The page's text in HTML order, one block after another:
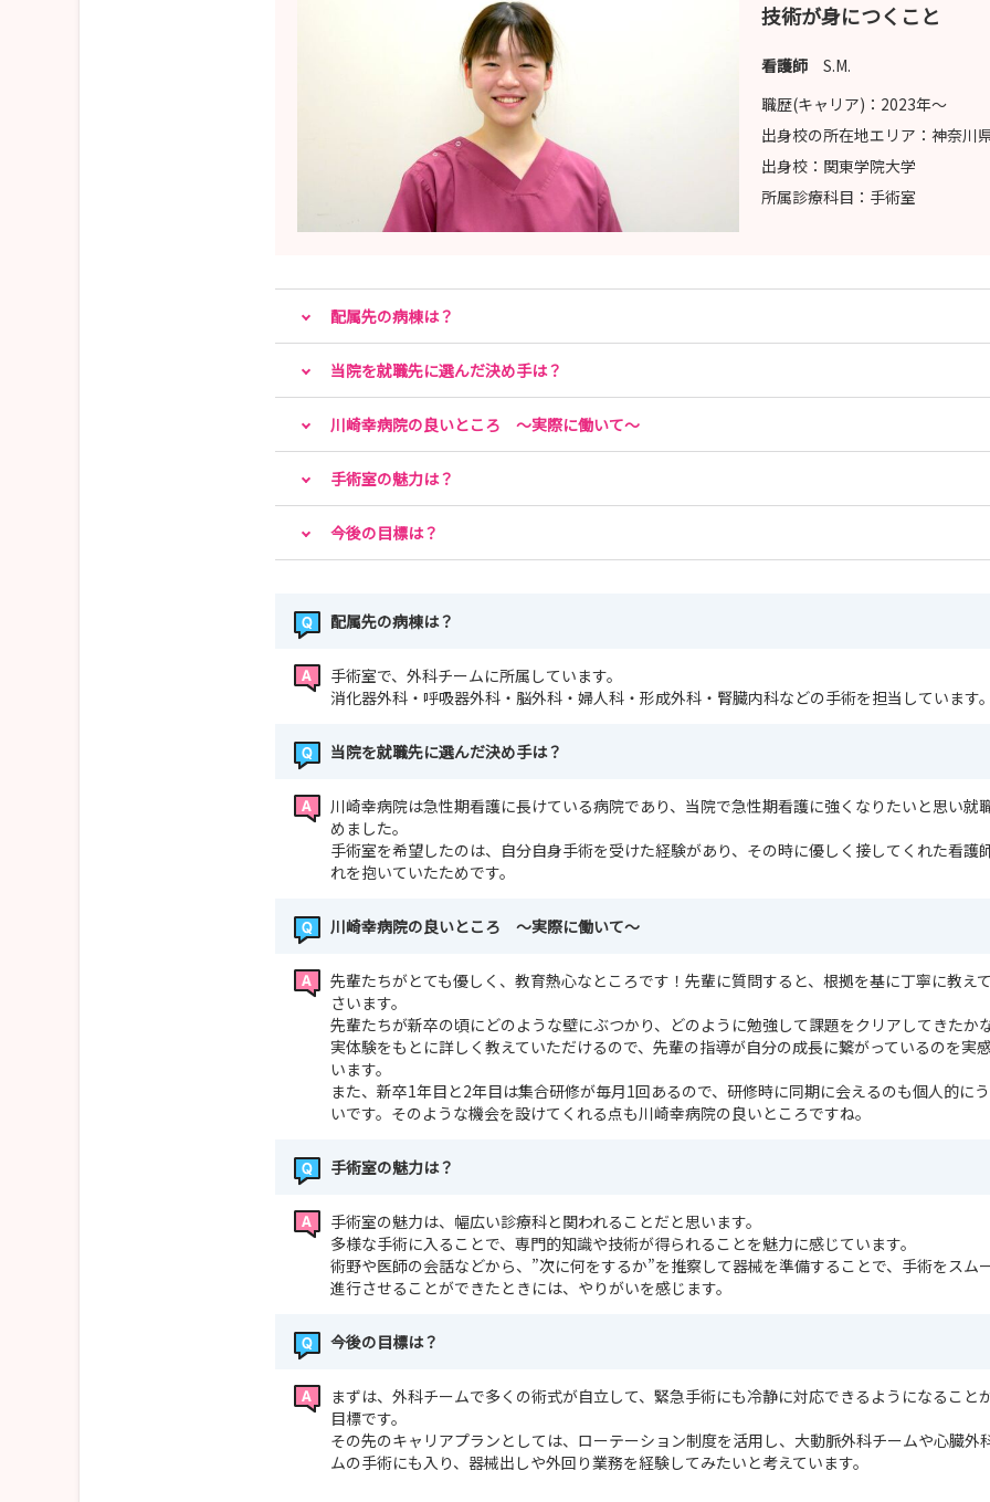
技術が身につくこと
看護師 S.M.
職歴(キャリア)： 2023年〜
出身校の所在地エリア： 神奈川
出身校： 関東学院大学
所属診療科目： 手術室
配属先の病棟は？
当院を就職先に選んだ決め手は？
川崎幸病院の良いところ ～実際に働いて～
手術室の魅力は？
今後の目標は？
配属先の病棟は？
手術室で、外科チームに所属しています。
消化器外科・呼吸器外科・脳外科・婦人科・形成外科・腎臓内科などの手術を担当しています。
当院を就職先に選んだ決め手は？
川崎幸病院は急性期看護に長けている病院であり、当院で急性期看護に強くなりたいと思い就
めました。
手術室を希望したのは、自分自身手術を受けた経験があり、その時に優しく接してくれた看護
れを抱いていたためです。
川崎幸病院の良いところ ～実際に働いて～
先輩たちがとても優しく、教育熱心なところです！先輩に質問すると、根拠を基に丁寧に教え
さいます。
先輩たちが新卒の頃にどのような壁にぶつかり、どのように勉強して課題をクリアしてきたかな
実体験をもとに詳しく教えていただけるので、先輩の指導が自分の成長に繋がっているのを実
います。
また、新卒1年目と2年目は集合研修が毎月1回あるので、研修時に同期に会えるのも個人的に
いです。そのような機会を設けてくれる点も川崎幸病院の良いところですね。
手術室の魅力は？
手術室の魅力は、幅広い診療科と関われることだと思います。
多様な手術に入ることで、専門的知識や技術が得られることを魅力に感じています。
術野や医師の会話などから、”次に何をするか”を推察して器械を準備することで、手術をスム
進行させることができたときには、やりがいを感じます。
今後の目標は？
まずは、外科チームで多くの術式が自立して、緊急手術にも冷静に対応できるようになること
目標です。
その先のキャリアプランとしては、ローテーション制度を活用し、大動脈外科チームや心臓外
ムの手術にも入り、器械出しや外回り業務を経験してみたいと考えています。